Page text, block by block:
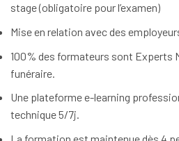
stage (obligatoire pour l’examen)
Mise en relation avec des
100% des formateurs sont Experts
funéraire.
Une plateforme e-learning
technique 5/7j.